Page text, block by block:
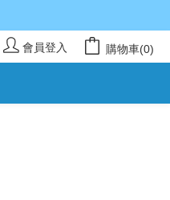
會員登入 購物車(0)